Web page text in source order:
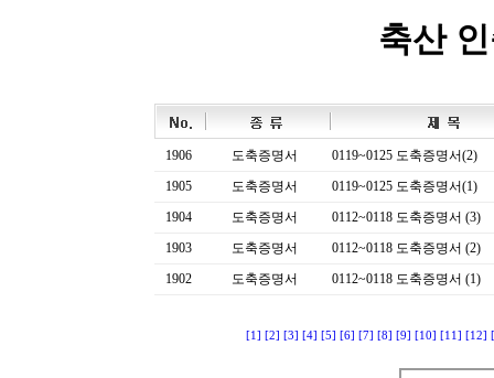
축산
1906 도축증명서
0119~0125 도축증명서(2)
1905
도축증명서
0119~0125 도축증명서(1)
1904
도축증명서
0112~0118 도축증명서 (3)
1903
도축증명서
0112~0118 도축증명서 (2)
1902
도축증명서 0112~0118 도축증명서 (1)
[1] [2] [3] [4] [5] [6] [7] [8] [9] [10] [11] [12]